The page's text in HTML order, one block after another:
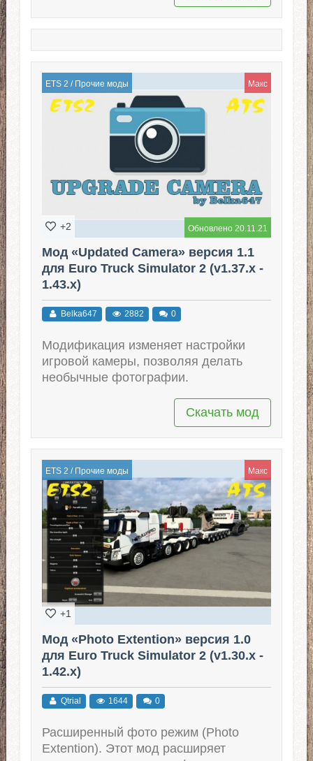
ETS 2 / Прочие моды Макс
Обновлено 20.11.21
+2
Мод «Updated Camera» версия 1.1
для Euro Truck Simulator 2 (v1.37.x -
1.43.x)
Belka647 2882 0
Модификация изменяет настройки
игровой камеры, позволяя делать
необычные фотографии.
Скачать мод
ETS 2 / Прочие моды Макс
+1
Мод «Photo Extention» версия 1.0
для Euro Truck Simulator 2 (v1.30.x -
1.42.x)
Qtrial 1644 0
Расширенный фото режим (Photo
Extention). Этот мод расширяет